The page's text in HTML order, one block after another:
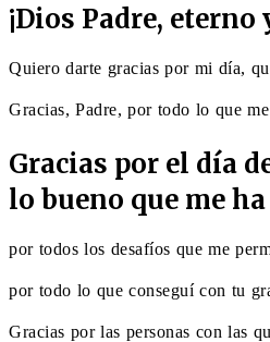
¡Dios Padre,
Quiero darte gracias por mi día,
Gracias, Padre, por todo lo que
Gracias por el día
lo bueno que me
por todos los desafíos que me
por todo lo que conseguí con tu
Gracias por las personas con las